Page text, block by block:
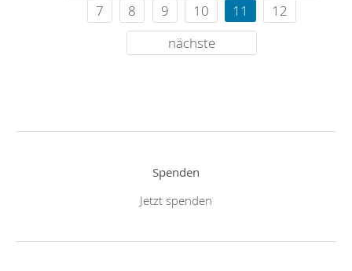
7
8 9 10 11
12
nächste
Spenden
Jetzt spenden